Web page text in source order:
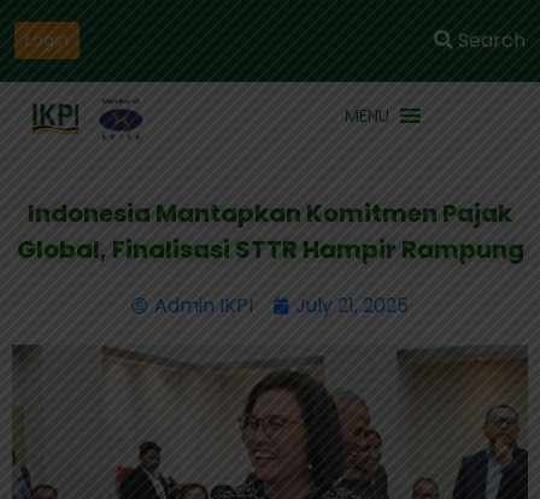
Login Search
MENU
Indonesia Mantapkan Komitmen Pajak
Global, Finalisasi STTR Hampir Rampung
Admin IKPI July 21, 2025